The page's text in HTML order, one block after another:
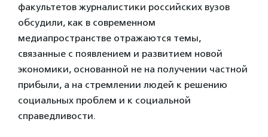
факультетов журналистики российских вузов
обсудили, как в современном
медиапространстве отражаются темы,
связанные с появлением и развитием новой
экономики, основанной не на получении частной
прибыли, а на стремлении людей к решению
социальных проблем и к социальной
справедливости.